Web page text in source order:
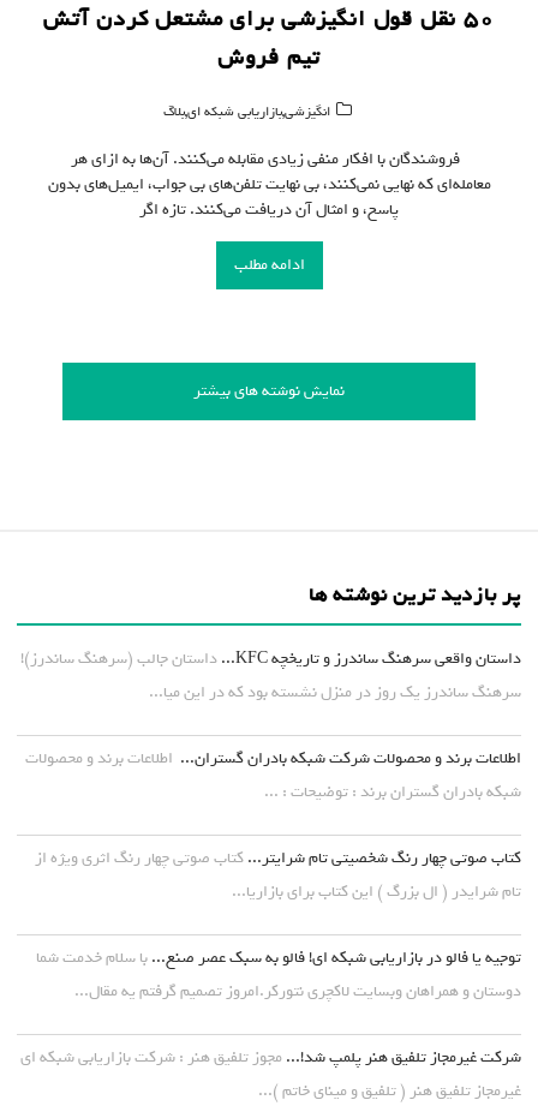
۵۰ نقل قول انگیزشی برای مشتعل کردن آتش
تیم فروش
انگیزشی,بازاریابی شبکه ای,بلاگ
فروشندگان با افکار منفی زیادی مقابله می‌کنند. آن‌ها به ازای هر
معامله‌ای که نهایی نمی‌کنند، بی نهایت تلفن‌های بی جواب، ایمیل‌های بدون
پاسخ، و امثال آن دریافت می‌کنند. تازه اگر
ادامه مطلب
نمایش نوشته های بیشتر
پر بازدید ترین نوشته ها
داستان واقعی سرهنگ ساندرز و تاریخچه KFC...
داستان جالب (سرهنگ ساندرز)!
سرهنگ ساندرز یک روز در منزل نشسته بود که در این میا...
اطلاعات برند و محصولات شرکت شبکه بادران گستران... اطلاعات برند و محصولات
شبکه بادران گستران برند : توضیحات : ...
کتاب صوتی چهار رنگ شخصیتی تام شرایتر... کتاب صوتی چهار رنگ اثری ویژه از
تام شرایدر ( ال بزرگ ) این کتاب برای بازاریا...
توجیه یا فالو در بازاریابی شبکه ای! فالو به سبک عصر صنع... با سلام خدمت شما
دوستان و همراهان وبسایت لاکچری نتورکر.امروز تصمیم گرفتم یه مقال...
شرکت غیرمجاز تلفیق هنر پلمپ شد!... مجوز تلفیق هنر : شرکت بازاریابی شبکه ای
غیرمجاز تلفیق هنر ( تلفیق و مینای خاتم )...